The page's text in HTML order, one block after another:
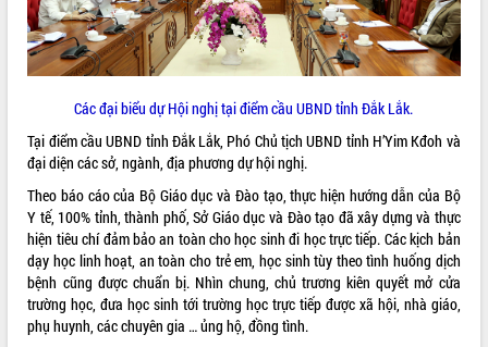
ĐIỂM TIN VĂN BẢN
QUY HOẠCH - KẾ HOẠCH
Các đại biểu dự Hội nghị tại điểm cầu UBND tỉnh Đắk Lắk.
Tại điểm cầu UBND tỉnh Đắk Lắk, Phó Chủ tịch UBND tỉnh H’Yim Kđoh và
đại diện các sở, ngành, địa phương dự hội nghị.
Theo báo cáo của Bộ Giáo dục và Đào tạo, thực hiện hướng dẫn của Bộ
Y tế, 100% tỉnh, thành phố, Sở Giáo dục và Đào tạo đã xây dựng và thực
hiện tiêu chí đảm bảo an toàn cho học sinh đi học trực tiếp. Các kịch bản
dạy học linh hoạt, an toàn cho trẻ em, học sinh tùy theo tình huống dịch
bệnh cũng được chuẩn bị. Nhìn chung, chủ trương kiên quyết mở cửa
trường học, đưa học sinh tới trường học trực tiếp được xã hội, nhà giáo,
phụ huynh, các chuyên gia … ủng hộ, đồng tình.